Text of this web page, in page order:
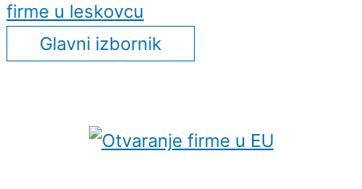
Glavni izbornik